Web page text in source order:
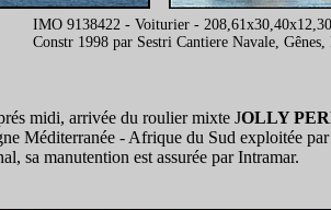
IMO 9138422 - Voiturier -
Constr 1998 par Sestri Cantiere Navale,
midi, arrivée du roulier mixte JOLLY
Méditerranée - Afrique du Sud exploitée
sa manutention est assurée par Intramar.